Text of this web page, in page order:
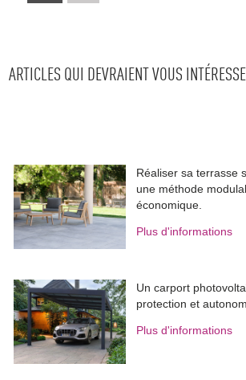
ARTICLES QUI DEVRAIENT VOUS
Réaliser sa terrasse
une méthode
économique.
Plus d'informations
Un carport
protection et
Plus d'informations